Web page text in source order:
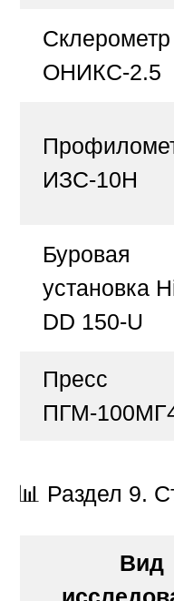
Склерометр
ОНИКС-2.5
ИЗС-10Н
Буровая
установка
DD 150-U
Пресс
ПГМ-
📊 Раздел 9.
Вид